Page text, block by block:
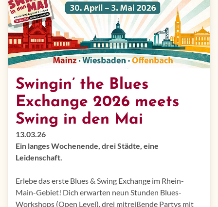
Swingin’ the Blues
Exchange 2026 meets
Swing in den Mai
13.03.26
Ein langes Wochenende, drei Städte, eine
Leidenschaft.
Erlebe das erste Blues & Swing Exchange im Rhein-
Main-Gebiet! Dich erwarten neun Stunden Blues-
Workshops (Open Level), drei mitreißende Partys mit